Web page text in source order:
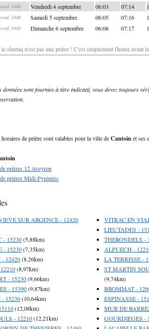
1448 Vendredi 4 septembre 06:03 07:14
1448 Samedi 5 septembre 06:05 07:16
1448 Dimanche 6 septembre 06:06 07:17
shuruq n'est pas une prière ! C'est simplement l'heure avant
données sont fournies à titre indicatif, vous devez toujours
de prière sont valables pour la ville deCantoinet ses
prières 12 Aveyron
prières Midi-Pyrénées
SUR ARGENCE - 12420
- 15230(5,88km)
- 15230(7,35km)
12420(8,26km)
(8,97km)
- 15230(9,66km)
- 15390(9,87km)
15230(10,64km)
(12,08km)
- 12210(12,21km)
VITRAC EN
LIEUTADES -
THERONDELS -
ALPUECH -
LA TERRISSE -
ST MARTIN
(9,74km)
BROMMAT -
ESPINASSE -
MUR DE
GOURDIEGES -